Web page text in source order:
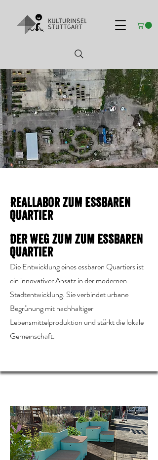
Reallabor zum Essbaren
Quartier
Der weg zum zum Essbaren
Quartier
Die Entwicklung eines essbaren Quartiers ist
ein innovativer Ansatz in der modernen
Stadtentwicklung. Sie verbindet urbane
Begrünung mit nachhaltiger
Lebensmittelproduktion und stärkt die lokale
Gemeinschaft.